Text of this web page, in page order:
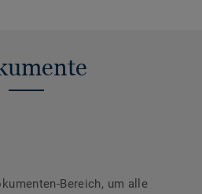
Bereich, um alle